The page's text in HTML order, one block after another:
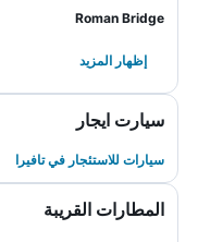
Roman Bridge
إظهار المزيد
سيارت ايجار
سيارات للاستئجار في تافيرا
المطارات القريبة